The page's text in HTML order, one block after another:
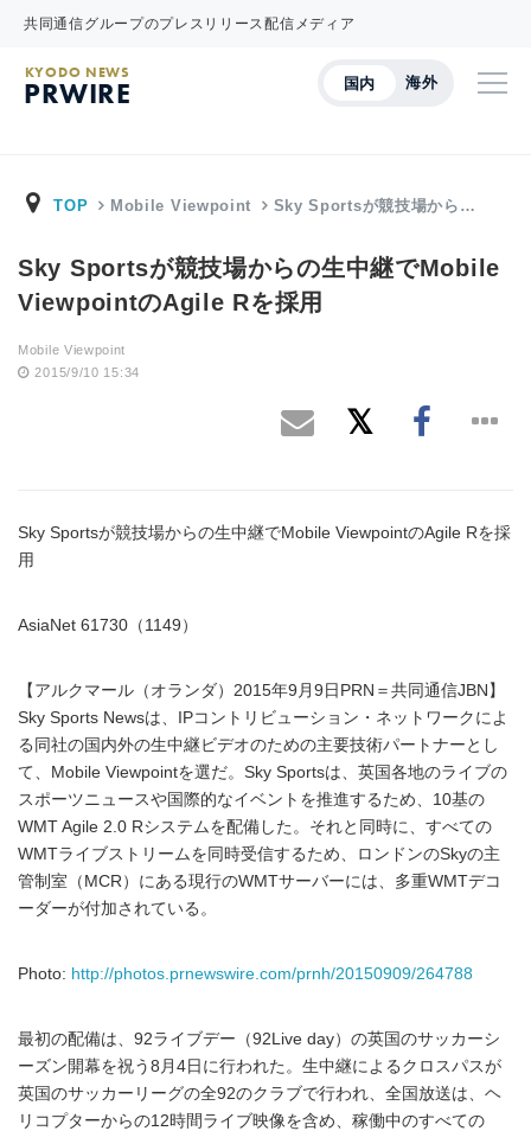
共同通信グループのプレスリリース配信メディア
国内 海外
KYODO NEWS
PRWIRE
TOP Mobile Viewpoint Sky Sportsが競技場から…
Sky Sportsが競技場からの生中継でMobile
ViewpointのAgile Rを採用
Mobile Viewpoint
2015/9/10 15:34
Sky Sportsが競技場からの生中継でMobile ViewpointのAgile Rを採
用
AsiaNet 61730（1149）
【アルクマール（オランダ）2015年9月9日PRN＝共同通信JBN】
Sky Sports Newsは、IPコントリビューション・ネットワークによ
る同社の国内外の生中継ビデオのための主要技術パートナーとし
て、Mobile Viewpointを選だ。Sky Sportsは、英国各地のライブの
スポーツニュースや国際的なイベントを推進するため、10基の
WMT Agile 2.0 Rシステムを配備した。それと同時に、すべての
WMTライブストリームを同時受信するため、ロンドンのSkyの主
管制室（MCR）にある現行のWMTサーバーには、多重WMTデコ
ーダーが付加されている。
Photo: http://photos.prnewswire.com/prnh/20150909/264788
最初の配備は、92ライブデー（92Live day）の英国のサッカーシ
ーズン開幕を祝う8月4日に行われた。生中継によるクロスパスが
英国のサッカーリーグの全92のクラブで行われ、全国放送は、ヘ
リコプターからの12時間ライブ映像を含め、稼働中のすべての